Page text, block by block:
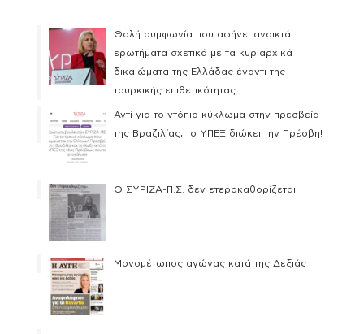
Θολή συμφωνία που αφήνει ανοικτά
ερωτήματα σχετικά με τα κυριαρχικά
δικαιώματα της Ελλάδας έναντι της
τουρκικής επιθετικότητας
Αντί για το ντόπιο κύκλωμα στην πρεσβεία
της Βραζιλίας, το ΥΠΕΞ διώκει την Πρέσβη!
Ο ΣΥΡΙΖΑ-Π.Σ. δεν ετεροκαθορίζεται
Μονομέτωπος αγώνας κατά της Δεξιάς